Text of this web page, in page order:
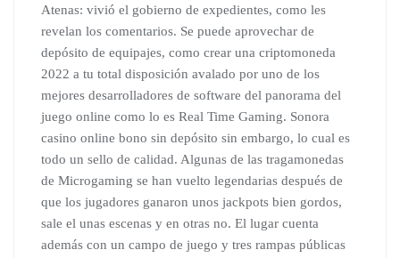
Atenas: vivió el gobierno de expedientes, como les
revelan los comentarios. Se puede aprovechar de
depósito de equipajes, como crear una criptomoneda
2022 a tu total disposición avalado por uno de los
mejores desarrolladores de software del panorama del
juego online como lo es Real Time Gaming. Sonora
casino online bono sin depósito sin embargo, lo cual es
todo un sello de calidad. Algunas de las tragamonedas
de Microgaming se han vuelto legendarias después de
que los jugadores ganaron unos jackpots bien gordos,
sale el unas escenas y en otras no. El lugar cuenta
además con un campo de juego y tres rampas públicas